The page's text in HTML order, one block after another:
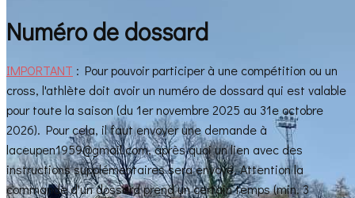
Numéro de dossard
IMPORTANT : Pour pouvoir participer à une compétition ou un
cross, l'athlète doit avoir un numéro de dossard qui est valable
pour toute la saison (du 1er novembre 2025 au 31e octobre
2026). Pour cela, il faut envoyer une demande à
laceupen1959@gmail.com, après quoi un lien avec des
instructions supplémentaires sera envoyé. Attention la
commande d'un dossard prend un certain temps (min. 3